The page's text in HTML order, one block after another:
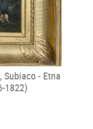
Subiaco - Etna
1822)